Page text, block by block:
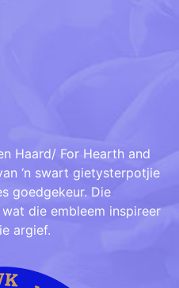
Haard/ For Hearth and
‘n swart gietysterpotjie
goedgekeur. Die
die embleem inspireer
argief.